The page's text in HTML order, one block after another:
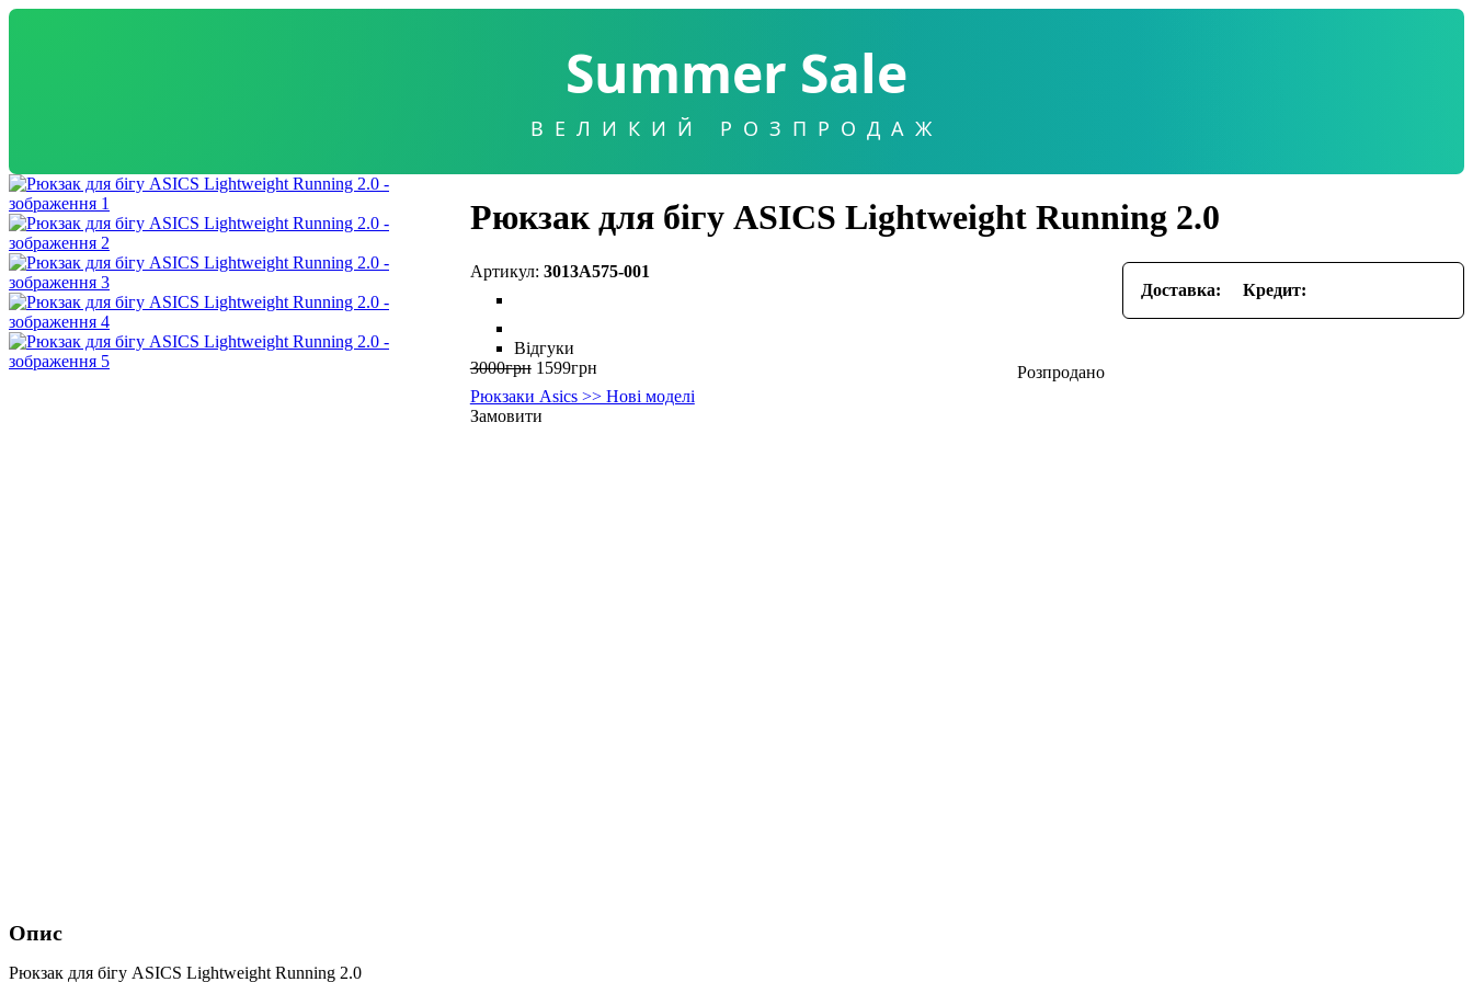
Summer Sale
ВЕЛИКИЙ РОЗПРОДАЖ
Рюкзак для бігу ASICS Lightweight Running 2.0
3013A575-001
Відгуки
3000грн 1599грн
Рюкзаки Asics >> Нові моделі
Замовити
Доставка: Кредит:
Опис
Рюкзак для бігу ASICS Lightweight Running 2.0